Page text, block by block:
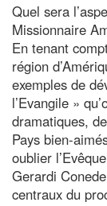
Quel sera
Missionnaire
En tenant
région
exemples de
l’Evangile »
dramatiques,
Pays bien-
oublier
Gerardi
centraux du